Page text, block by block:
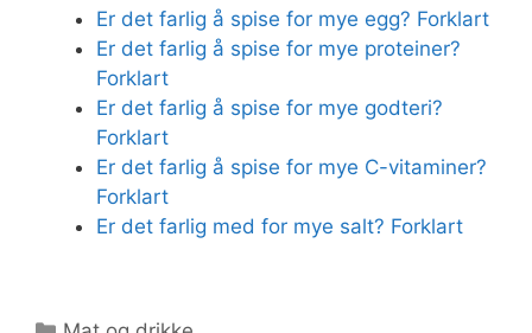
Er det farlig å spise for mye egg? Forklart
Er det farlig å spise for mye proteiner?
Forklart
Er det farlig å spise for mye godteri?
Forklart
Er det farlig å spise for mye C-vitaminer?
Forklart
Er det farlig med for mye salt? Forklart
Kategorier